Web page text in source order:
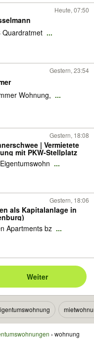
Heute, 07:50
Quardratmet ...
Gestern, 23:54
Wohnung, ...
Gestern, 18:08
| Vermietete
mit PKW-Stellplatz
...
Gestern, 18:06
als Kapitalanlage in
Apartments bz ...
Weiter
wohnung